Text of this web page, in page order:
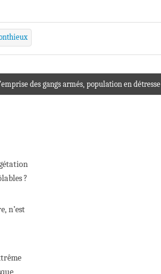
des gangs armés, population en détresse
?
n’est